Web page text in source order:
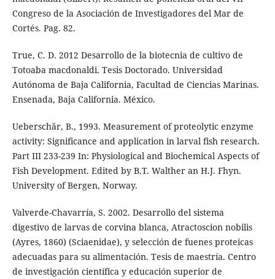
Congreso de la Asociación de Investigadores del Mar de
Cortés. Pag. 82.
True, C. D. 2012 Desarrollo de la biotecnia de cultivo de
Totoaba macdonaldi. Tesis Doctorado. Universidad
Autónoma de Baja California, Facultad de Ciencias Marinas.
Ensenada, Baja California. México.
Ueberschär, B., 1993. Measurement of proteolytic enzyme
activity: Significance and application in larval fish research.
Part III 233-239 In: Physiological and Biochemical Aspects of
Fish Development. Edited by B.T. Walther an H.J. Fhyn.
University of Bergen, Norway.
Valverde-Chavarría, S. 2002. Desarrollo del sistema
digestivo de larvas de corvina blanca, Atractoscion nobilis
(Ayres, 1860) (Sciaenidae), y selección de fuenes proteicas
adecuadas para su alimentación. Tesis de maestría. Centro
de investigación científica y educación superior de